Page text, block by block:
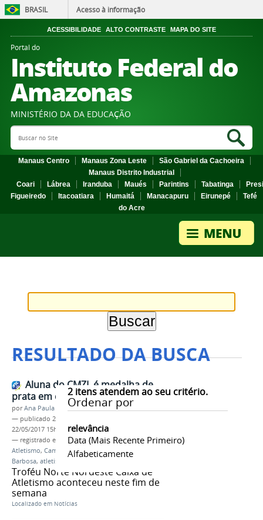
BRASIL Acesso à informação
ACESSIBILIDADE ALTO CONTRASTE MAPA DO SITE
Portal do
Instituto Federal do
Amazonas
MINISTÉRIO DA DA EDUCAÇÃO
Search Site
Manaus Centro Manaus Zona Leste
São Gabriel da Cachoeira
Manaus Distrito Industrial
Coari
Lábrea Iranduba Maués Parintins Tabatinga
Figueiredo
Itacoatiara Humaitá Manacapuru Eirunepé
Tefé
do Acre
RESULTADO DA BUSCA
2itens atendem ao seu critério.
Ordenar por
relevância
Data (mais Recente Primeiro)
Alfabeticamente
Aluna do CMZL é medalha de
prata em competição nacional
porAna Paula Batista
— publicado 22/05/2017
22/05/2017 15h21
— registrado em:
Troféu Norte Nordeste Caixa de
Atletismo, Campus Manaus Zona Leste
Barbosa, atletismo
Troféu Norte Nordeste Caixa de
Atletismo aconteceu neste fim de
semana
Localizado em Notícias